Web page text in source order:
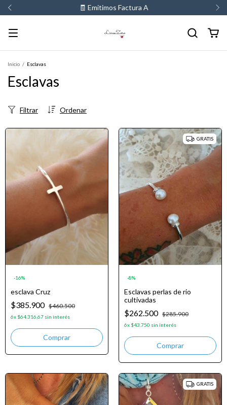
💳 3 y 6 cuotas sin interes
Inicio / Esclavas
Esclavas
Ordenar
Filtrar
-16%
esclava Cruz
$385.900 $460.500
6x $64.316,67 sin interés
GRATIS
-8%
Esclavas perlas de rio
cultivadas
$262.500 $285.900
6x $43.750 sin interés
GRATIS